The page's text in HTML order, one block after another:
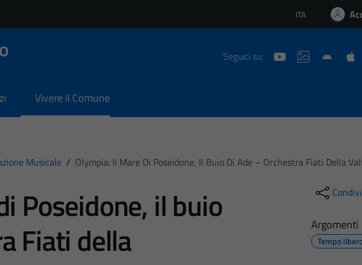
Lingua attiva:
ITA
Seguici su:
Vivere il Comune
Musicale / Olympia: Il Mare Di Poseidone, Il Buio Di Ade – Orchestra Fiati Della
Poseidone, il buio
Fiati della
Argomenti
Tempo